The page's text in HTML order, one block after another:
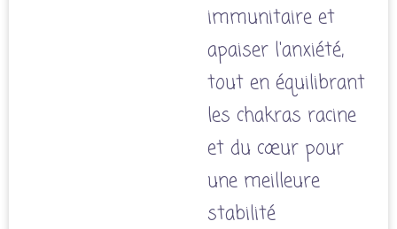
immunitaire et
apaiser l'anxiété,
tout en équilibrant
les chakras racine
et du cœur pour
une meilleure
stabilité